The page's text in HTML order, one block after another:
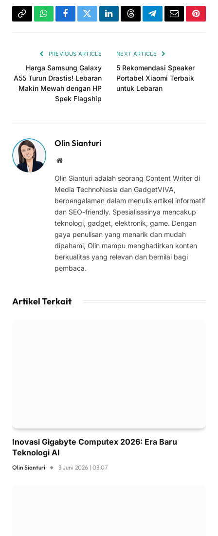
Copy WhatsAppFacebookTwitterLinkedInThreadsTelegramEmail
PREVIOUS ARTICLE
Harga Samsung Galaxy
A55 Turun Drastis! Lebaran
Makin Mewah dengan HP
Spek Flagship
NEXT ARTICLE
5 Rekomendasi Speaker
Portabel Xiaomi Terbaik
untuk Lebaran
Olin Sianturi
Website
Olin Sianturi adalah seorang Content Writer di
Media TechnoNesia dan GadgetVIVA,
berpengalaman dalam menulis artikel informatif
dan SEO-friendly. Spesialisasinya mencakup
teknologi, gadget, elektronik, game. Dengan
gaya penulisan yang menarik dan mudah
dipahami, Olin mampu menghadirkan konten
berkualitas yang relevan dan bernilai bagi
pembaca.
Artikel Terkait
Inovasi Gigabyte Computex 2026: Era Baru
Teknologi AI
Olin Sianturi 3 Juni 2026 | 03:07